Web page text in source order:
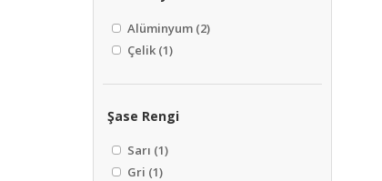
Alüminyum (2)
Çelik (1)
Şase Rengi
Sarı (1)
Gri (1)